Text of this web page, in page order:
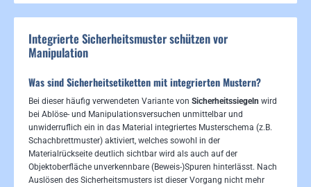
Integrierte Sicherheitsmuster schützen vor
Manipulation
Was sind Sicherheitsetiketten mit integrierten Mustern?
Bei dieser häufig verwendeten Variante von Sicherheitssiegeln wird
bei Ablöse- und Manipulationsversuchen unmittelbar und
unwiderruflich ein in das Material integriertes Musterschema (z.B.
Schachbrettmuster) aktiviert, welches sowohl in der
Materialrückseite deutlich sichtbar wird als auch auf der
Objektoberfläche unverkennbare (Beweis-)Spuren hinterlässt. Nach
Auslösen des Sicherheitsmusters ist dieser Vorgang nicht mehr